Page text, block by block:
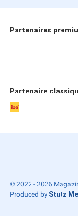
Partenaires
Publicare
Partenaire
© 2022 - 2026
Produced by Stutz